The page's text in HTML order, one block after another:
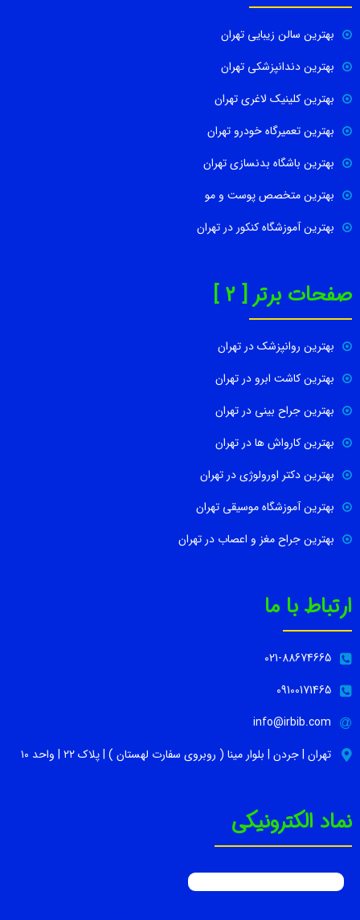
بهترین سالن زیبایی تهران
بهترین دندانپزشکی تهران
بهترین کلینیک لاغری تهران
بهترین تعمیرگاه خودرو تهران
بهترین باشگاه بدنسازی تهران
بهترین متخصص پوست و مو
بهترین آموزشگاه کنکور در تهران
صفحات برتر [ 2 ]
بهترین روانپزشک در تهران
بهترین کاشت ابرو در تهران
بهترین جراح بینی در تهران
بهترین کارواش ها در تهران
بهترین دکتر اورولوژی در تهران
بهترین آموزشگاه موسیقی تهران
بهترین جراح مغز و اعصاب در تهران
ارتباط با ما
021-88674665
09100171465
info@irbib.com
تهران | جردن | بلوار مینا ( روبروی سفارت لهستان ) | پلاک ۲۲ | واحد ۱۰
نماد الکترونیکی